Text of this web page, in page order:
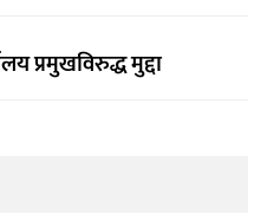
प्रमुखविरुद्ध मुद्दा